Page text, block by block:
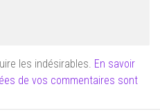
les indésirables. En savoir
de vos commentaires sont